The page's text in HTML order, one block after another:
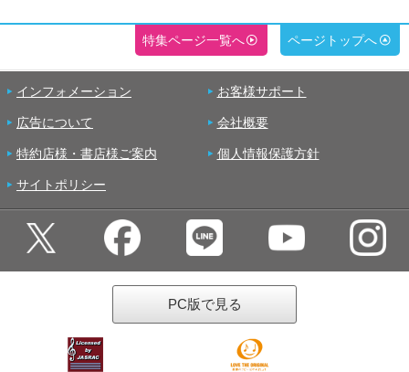
特集ページ一覧へ ページトップへ
インフォメーション お客様サポート
広告について 会社概要
特約店様・書店様ご案内 個人情報保護方針
サイトポリシー
PC版で見る